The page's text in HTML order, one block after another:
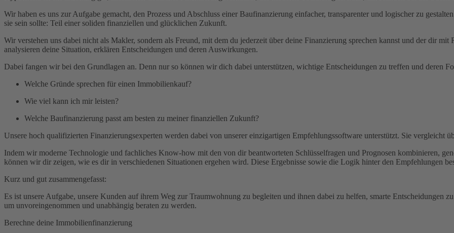
Forward-Darlehen
Grundbuch
Grunderwerbsteuer
Grundschuld
Grundsteuer
Haushaltsrechnung
Immobilienfinanzierung
Kaufnebenkosten
Laufzeit
Monatsrate
Notarkosten
Restschuld
SCHUFA
Tilgung
Vorfälligkeitsentschädigung
Zinsbindungsfrist
Zinszahlungsdarlehen
Wir haben es uns zur Aufgabe gemacht, den Prozess und Abschluss einer Baufinanzierung einfacher, transparenter und logischer zu
sie sein sollte: Teil einer soliden finanziellen und glücklichen Zukunft.
Wir verstehen uns dabei nicht als Makler, sondern als Freund, mit dem du jederzeit über deine Finanzierung sprechen kannst und der dir
analysieren deine Situation, erklären Entscheidungen und deren Auswirkungen.
Dabei fangen wir bei den Grundlagen an. Denn nur so können wir dich dabei unterstützen, wichtige Entscheidungen zu treffen und deren
Welche Gründe sprechen für einen Immobilienkauf?
Wie viel kann ich mir leisten?
Welche Baufinanzierung passt am besten zu meiner finanziellen Zukunft?
Unsere hoch qualifizierten Finanzierungsexperten werden dabei von unserer einzigartigen Empfehlungssoftware unterstützt. Sie vergleicht
Indem wir moderne Technologie und fachliches Know-how mit den von dir beantworteten Schlüsselfragen und Prognosen kombinieren,
können wir dir zeigen, wie es dir in verschiedenen Situationen ergehen wird. Diese Ergebnisse sowie die Logik hinter den Empfehlungen
Kurz und gut zusammengefasst:
Es ist unsere Aufgabe, unsere Kunden auf ihrem Weg zur Traumwohnung zu begleiten und ihnen dabei zu helfen, smarte Entscheidungen
um unvoreingenommen und unabhängig beraten zu werden.
Berechne deine Immobilienfinanzierung